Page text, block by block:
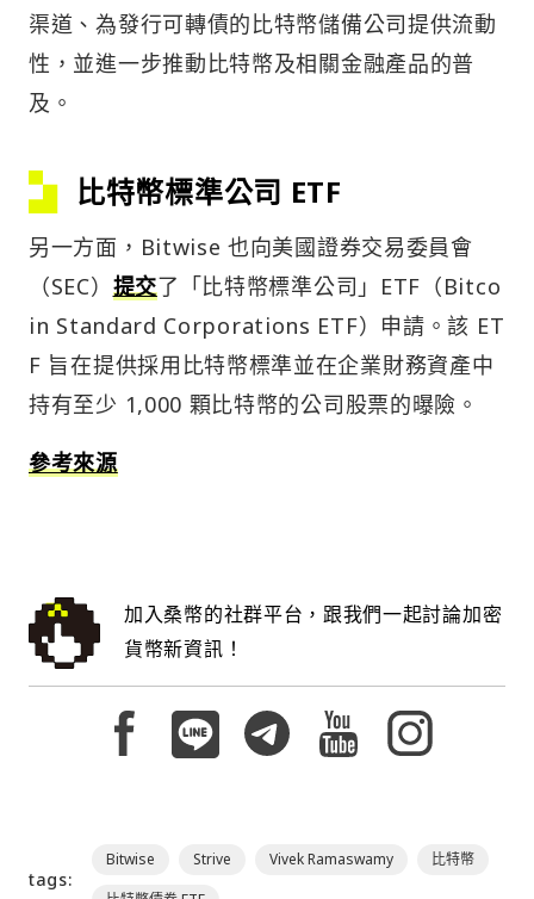
渠道、為發行可轉債的比特幣儲備公司提供流動
性，並進一步推動比特幣及相關金融產品的普
及。
比特幣標準公司 ETF
另一方面，Bitwise 也向美國證券交易委員會
（SEC） 提交了「比特幣標準公司」ETF（Bitco
in Standard Corporations ETF）申請。該 ET
F 旨在提供採用比特幣標準並在企業財務資產中
持有至少 1,000 顆比特幣的公司股票的曝險。
參考來源
加入桑幣的社群平台，跟我們一起討論加密
貨幣新資訊！
tags:
Bitwise Strive Vivek Ramaswamy
比特幣